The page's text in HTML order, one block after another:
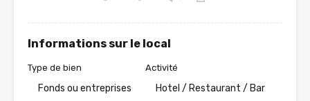
Informations sur le local
Type de bien
Fonds ou entreprises
Activité
Hotel / Restaurant / Bar